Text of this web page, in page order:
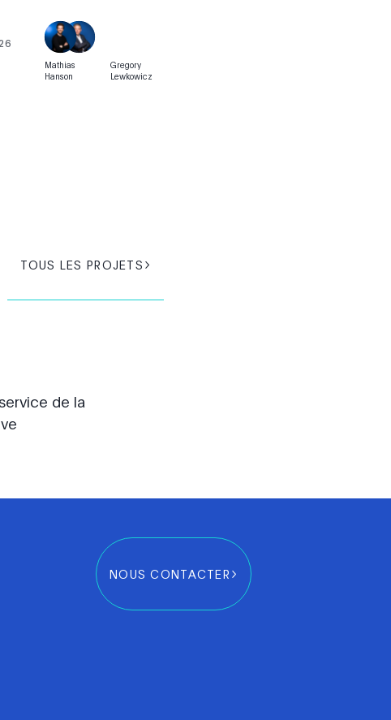
Mathias
Hanson
Gregory
Lewkowicz
TOUS LES PROJETS
de la
NOUS CONTACTER